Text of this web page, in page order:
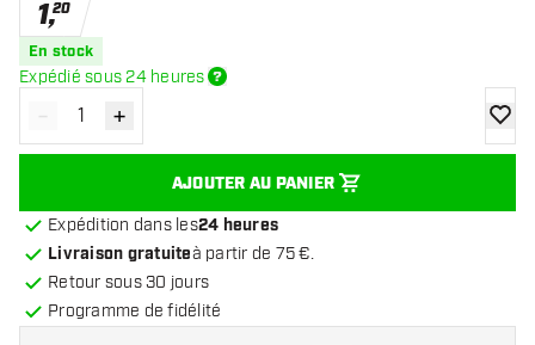
1,20
En stock
Expédié sous 24 heures
Diminuer la quantité
- Augmenter la quantité
+
AJOUTER AU PANIER
Expédition dans les24 heures
Livraison gratuiteà partir de 75 €.
Retour sous 30 jours
Programme de fidélité